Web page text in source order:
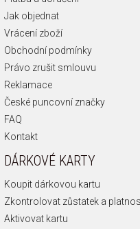
Jak objednat
Vrácení zboží
Obchodní podmínky
Právo zrušit smlouvu
Reklamace
České puncovní značky
FAQ
Kontakt
DÁRKOVÉ KARTY
Koupit dárkovou kartu
Zkontrolovat zůstatek a
Aktivovat kartu